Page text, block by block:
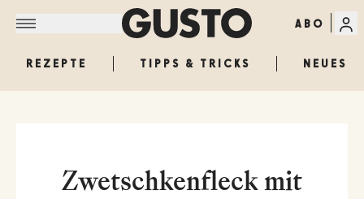
ABO
REZEPTE TIPPS & TRICKS NEUES
Zwetschkenfleck mit